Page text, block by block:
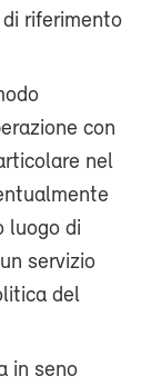
riferimento
con
nel
luogo di
servizio
del
in seno